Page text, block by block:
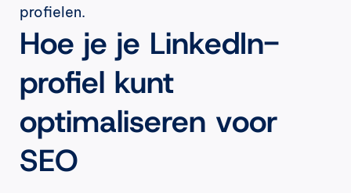
profielen.
Hoe je je LinkedIn-
profiel kunt
optimaliseren voor
SEO